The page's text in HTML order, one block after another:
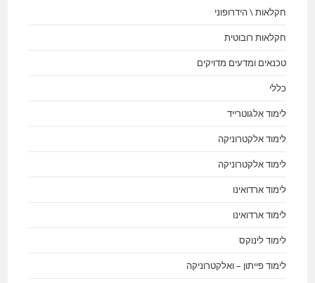
חקלאות \ הידרופוני
חקלאות רובוטית
טכנאים ומדעים מדויקים
כללי
לימוד אלגוטרייד
לימוד אלקטרוניקה
לימוד אלקטרוניקה
לימוד ארדואינו
לימוד ארדואינו
לימוד לינוקס
לימוד פייתון – ואלקטרוניקה